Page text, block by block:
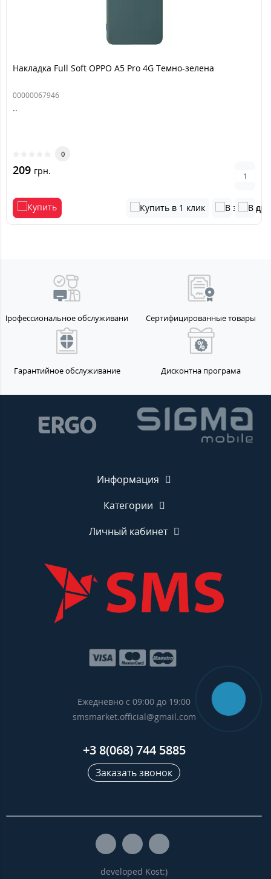
Накладка Full Soft OPPO A5 Pro 4G Темно-зелена
00000067946
..
0
209 грн.
Профессиональное обслуживание Сертифицированные товары
Гарантийное обслуживание Дисконтна програма
Информация
Категории
Личный кабинет
Ежедневно с 09:00 до 19:00
smsmarket.official@gmail.com
+3 8(068) 744 5885
Заказать звонок
developed Kost:)